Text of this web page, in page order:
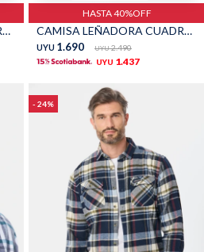
CAMISA LEÑADORA CUADROS - Azul
HASTA 40%OFF
CAMISA LEÑADORA CUADROS - Bordo
UYU 1.690 UYU 2.490
UYU 1.437
24